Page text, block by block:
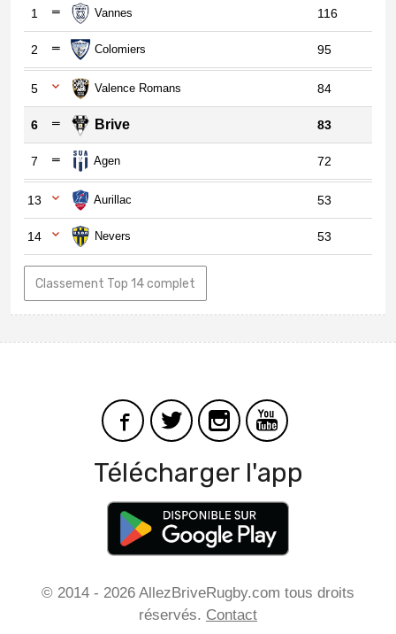
1 Vannes 116
2 Colomiers 95
5 Valence Romans 84
6 Brive 83
7 Agen 72
13 Aurillac 53
14 Nevers 53
Classement Top 14 complet
Télécharger l'app
© 2014 - 2026 AllezBriveRugby.com tous droits
réservés. Contact